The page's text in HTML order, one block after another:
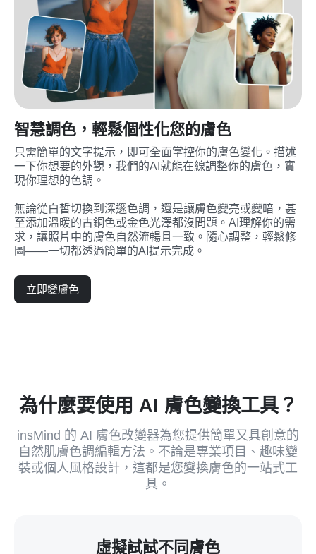
智慧調色，輕鬆個性化您的膚色
只需簡單的文字提示，即可全面掌控你的膚色變化。描述
一下你想要的外觀，我們的AI就能在線調整你的膚色，實
現你理想的色調。
無論從白皙切換到深邃色調，還是讓膚色變亮或變暗，甚
至添加溫暖的古銅色或金色光澤都沒問題。AI理解你的需
求，讓照片中的膚色自然流暢且一致。隨心調整，輕鬆修
圖——一切都透過簡單的AI提示完成。
立即變膚色
為什麼要使用 AI 膚色變換工具？
insMind 的 AI 膚色改變器為您提供簡單又具創意的
自然肌膚色調編輯方法。不論是專業項目、趣味變
裝或個人風格設計，這都是您變換膚色的一站式工
具。
虛擬試試不同膚色